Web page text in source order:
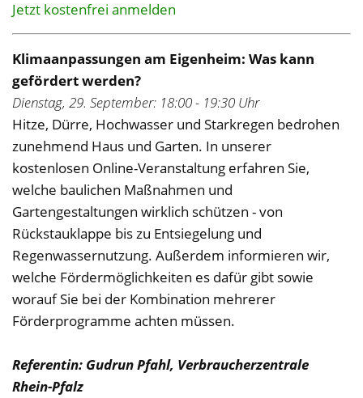
Jetzt kostenfrei anmelden
Klimaanpassungen am Eigenheim: Was kann
gefördert werden?
Dienstag, 29. September: 18:00 - 19:30 Uhr
Hitze, Dürre, Hochwasser und Starkregen bedrohen
zunehmend Haus und Garten. In unserer
kostenlosen Online-Veranstaltung erfahren Sie,
welche baulichen Maßnahmen und
Gartengestaltungen wirklich schützen - von
Rückstauklappe bis zu Entsiegelung und
Regenwassernutzung. Außerdem informieren wir,
welche Fördermöglichkeiten es dafür gibt sowie
worauf Sie bei der Kombination mehrerer
Förderprogramme achten müssen.
Referentin: Gudrun Pfahl, Verbraucherzentrale
Rhein-Pfalz